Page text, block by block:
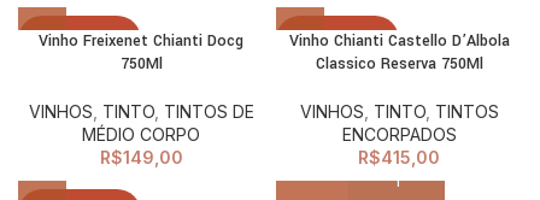
ESGOTADO
Vinho Freixenet Chianti Docg
750Ml
VINHOS TINTO, TINTOS DE
MÉDIO CORPO
R$149,00
ESGOTADO
Vinho Chianti Castello D’Albola
Classico Reserva 750Ml
VINHOS TINTO, TINTOS
ENCORPADOS
R$415,00